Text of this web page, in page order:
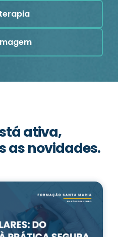
ativa,
as novidades.